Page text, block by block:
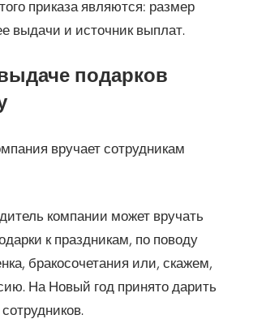
приказа являются: размер
выдачи и источник выплат.
подарков
вручает сотрудникам
компании может вручать
к праздникам, по поводу
бракосочетания или, скажем,
На Новый год принято дарить